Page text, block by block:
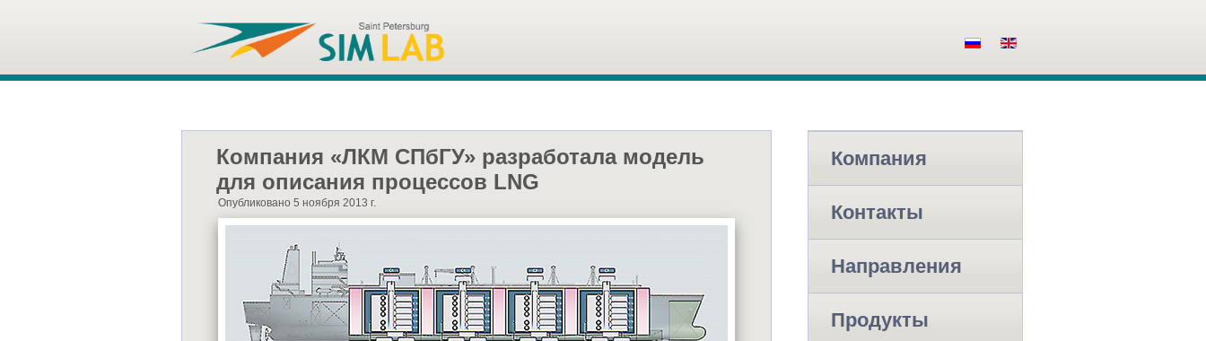
Компания «ЛКМ СПбГУ» разработала модель
для описания процессов LNG
Опубликовано 5 ноября 2013 г.
Компания
Контакты
Направления
Продукты